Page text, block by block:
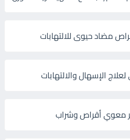
الإسهال والالتهابات